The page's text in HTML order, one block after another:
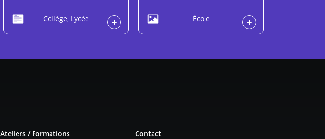
Collège, Lycée École
Ateliers / Formations Contact